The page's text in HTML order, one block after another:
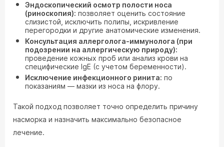
Эндоскопический осмотр полости носа
(риноскопия): позволяет оценить состояние
слизистой, исключить полипы, искривление
перегородки и другие анатомические изменения.
Консультация аллерголога-иммунолога (при
подозрении на аллергическую природу):
проведение кожных проб или анализ крови на
специфические IgE (с учетом беременности).
Исключение инфекционного ринита: по
показаниям — мазки из носа на флору.
Такой подход позволяет точно определить причину
насморка и назначить максимально безопасное
лечение.